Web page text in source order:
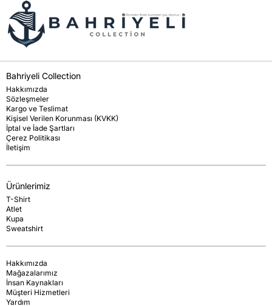
Bahriyeli Collection
Hakkımızda
Sözleşmeler
Kargo ve Teslimat
Kişisel Verilen Korunması (KVKK)
İptal ve İade Şartları
Çerez Politikası
İletişim
Ürünlerimiz
T-Shirt
Atlet
Kupa
Sweatshirt
Hakkımızda
Mağazalarımız
İnsan Kaynakları
Müşteri Hizmetleri
Yardım